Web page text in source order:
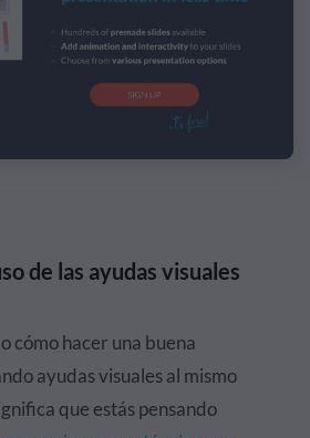
de las ayudas visuales
cómo hacer una buena
ayudas visuales al mismo
que estás pensando